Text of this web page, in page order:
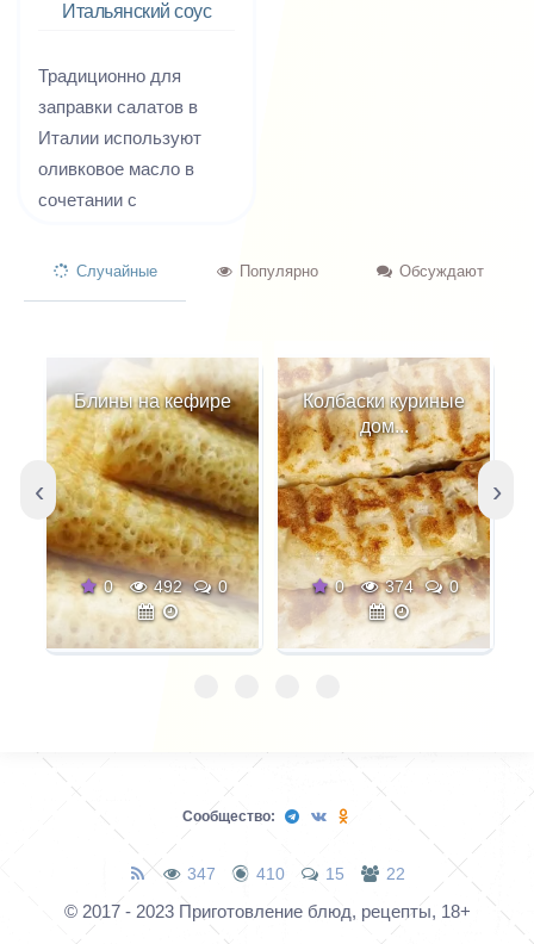
Итальянский соус
Традиционно для
заправки салатов в
Италии используют
оливковое масло в
сочетании с
уксусом или лимоном,
пределами страны
название "итальянский
соус". В соус стали
добавлять прованские
травы и сахар для
усиления вкуса и
аромата.
Случайные Популярно Обсуждают
Блины на кефире
0 492 0
Колбаски куриные
дом...
0 374 0
‹ ›
Сообщество:
347 410 15 22
© 2017 - 2023 Приготовление блюд, рецепты, 18+